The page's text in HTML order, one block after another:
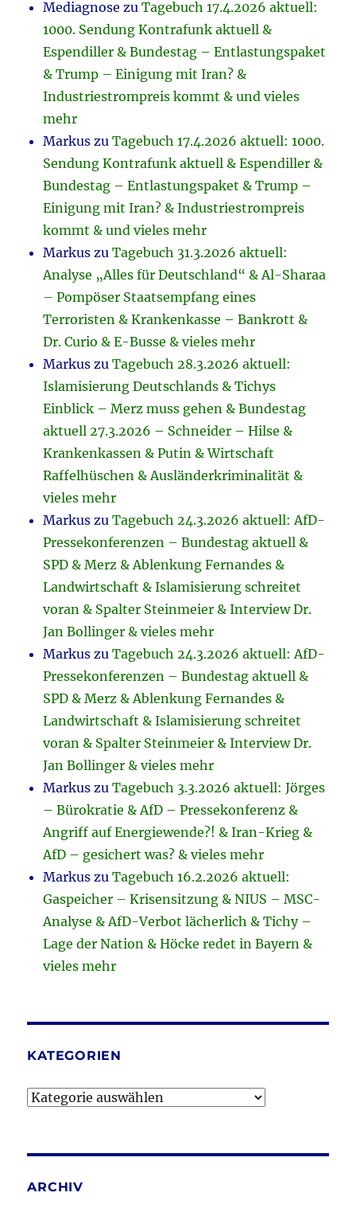
Mediagnose zuTagebuch 17.4.2026 aktuell:
1000. Sendung Kontrafunk aktuell &
Espendiller & Bundestag – Entlastungspaket
& Trump – Einigung mit Iran? &
Industriestrompreis kommt & und vieles
mehr
Markus zuTagebuch 17.4.2026 aktuell: 1000.
Sendung Kontrafunk aktuell & Espendiller &
Bundestag – Entlastungspaket & Trump –
Einigung mit Iran? & Industriestrompreis
kommt & und vieles mehr
Markus zuTagebuch 31.3.2026 aktuell:
Analyse „Alles für Deutschland“ & Al-Sharaa
– Pompöser Staatsempfang eines
Terroristen & Krankenkasse – Bankrott &
Dr. Curio & E-Busse & vieles mehr
Markus zuTagebuch 28.3.2026 aktuell:
Islamisierung Deutschlands & Tichys
Einblick – Merz muss gehen & Bundestag
aktuell 27.3.2026 – Schneider – Hilse &
Krankenkassen & Putin & Wirtschaft
Raffelhüschen & Ausländerkriminalität &
vieles mehr
Markus zuTagebuch 24.3.2026 aktuell: AfD-
Pressekonferenzen – Bundestag aktuell &
SPD & Merz & Ablenkung Fernandes &
Landwirtschaft & Islamisierung schreitet
voran & Spalter Steinmeier & Interview Dr.
Jan Bollinger & vieles mehr
Markus zuTagebuch 24.3.2026 aktuell: AfD-
Pressekonferenzen – Bundestag aktuell &
SPD & Merz & Ablenkung Fernandes &
Landwirtschaft & Islamisierung schreitet
voran & Spalter Steinmeier & Interview Dr.
Jan Bollinger & vieles mehr
Markus zuTagebuch 3.3.2026 aktuell: Jörges
– Bürokratie & AfD – Pressekonferenz &
Angriff auf Energiewende?! & Iran-Krieg &
AfD – gesichert was? & vieles mehr
Markus zuTagebuch 16.2.2026 aktuell:
Gaspeicher – Krisensitzung & NIUS – MSC-
Analyse & AfD-Verbot lächerlich & Tichy –
Lage der Nation & Höcke redet in Bayern &
vieles mehr
KATEGORIEN
Kategorien
ARCHIV